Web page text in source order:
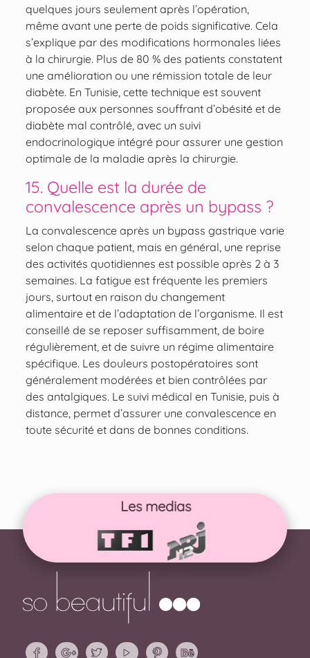
quelques jours seulement après l’opération,
même avant une perte de poids significative. Cela
s’explique par des modifications hormonales liées
à la chirurgie. Plus de 80 % des patients constatent
une amélioration ou une rémission totale de leur
diabète. En Tunisie, cette technique est souvent
proposée aux personnes souffrant d’obésité et de
diabète mal contrôlé, avec un suivi
endocrinologique intégré pour assurer une gestion
optimale de la maladie après la chirurgie.
15. Quelle est la durée de
convalescence après un bypass ?
La convalescence après un bypass gastrique varie
selon chaque patient, mais en général, une reprise
des activités quotidiennes est possible après 2 à 3
semaines. La fatigue est fréquente les premiers
jours, surtout en raison du changement
alimentaire et de l’adaptation de l’organisme. Il est
conseillé de se reposer suffisamment, de boire
régulièrement, et de suivre un régime alimentaire
spécifique. Les douleurs postopératoires sont
généralement modérées et bien contrôlées par
des antalgiques. Le suivi médical en Tunisie, puis à
distance, permet d’assurer une convalescence en
toute sécurité et dans de bonnes conditions.
Les medias